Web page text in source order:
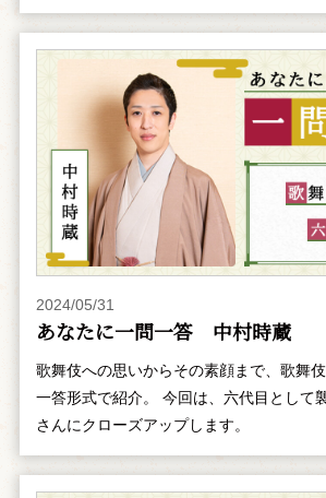
2024/05/31
あなたに一問一答 中村時蔵
歌舞伎への思いからその素顔まで、歌舞
一答形式で紹介。 今回は、六代目として
さんにクローズアップします。